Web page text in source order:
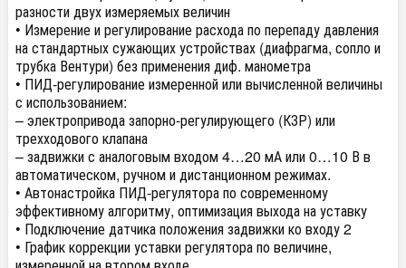
разности двух измеряемых величин
• Измерение и регулирование расхода по перепаду давления
на стандартных сужающих устройствах (диафрагма, сопло и
трубка Вентури) без применения диф. манометра
• ПИД-регулирование измеренной или вычисленной величины
с использованием:
– электропривода запорно-регулирующего (КЗР) или
трехходового клапана
– задвижки с аналоговым входом 4…20 мА или 0…10 В в
автоматическом, ручном и дистанционном режимах.
• Автонастройка ПИД-регулятора по современному
эффективному алгоритму, оптимизация выхода на уставку
• Подключение датчика положения задвижки ко входу 2
• График коррекции уставки регулятора по величине,